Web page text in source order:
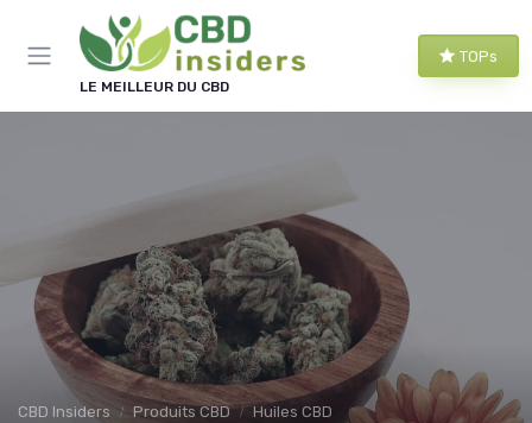
LE MEILLEUR DU CBD
TOPs
CBD Insiders Produits CBD Huiles CBD
Panneau de gestion des cookies